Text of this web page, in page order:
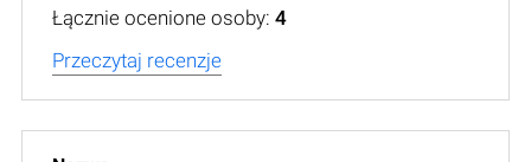
Łącznie ocenione osoby: 4
Przeczytaj recenzje